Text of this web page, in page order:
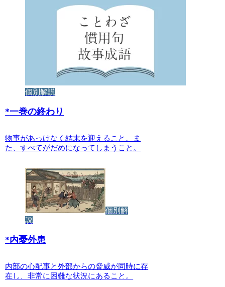
個別解説
*一巻の終わり
物事があっけなく結末を迎えること。ま
た、すべてがだめになってしまうこと。
個別解
説
*内憂外患
内部の心配事と外部からの脅威が同時に存
在し、非常に困難な状況にあること。